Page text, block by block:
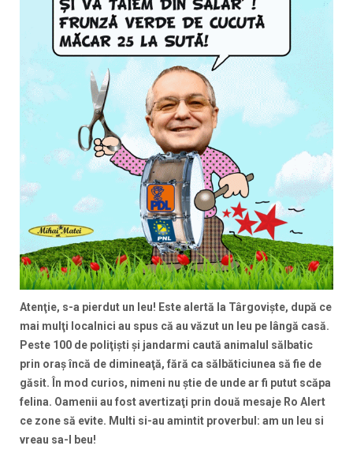
Atenţie, s-a pierdut un leu! Este alertă la Târgovişte, după ce
mai mulţi localnici au spus că au văzut un leu pe lângă casă.
Peste 100 de poliţişti şi jandarmi caută animalul sălbatic
prin oraş încă de dimineaţă, fără ca sălbăticiunea să fie de
găsit. În mod curios, nimeni nu ştie de unde ar fi putut scăpa
felina. Oamenii au fost avertizaţi prin două mesaje Ro Alert
ce zone să evite. Multi si-au amintit proverbul: am un leu si
vreau sa-l beu!